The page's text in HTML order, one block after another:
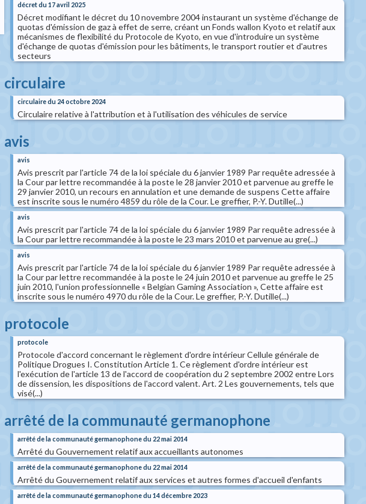
décret du 17 avril 2025
Décret modifiant le décret du 10 novembre 2004 instaurant un système d'échange de
quotas d'émission de gaz à effet de serre, créant un Fonds wallon Kyoto et relatif aux
mécanismes de flexibilité du Protocole de Kyoto, en vue d'introduire un système
d'échange de quotas d'émission pour les bâtiments, le transport routier et d'autres
secteurs
circulaire
circulaire du 24 octobre 2024
Circulaire relative à l'attribution et à l'utilisation des véhicules de service
avis
avis
Avis prescrit par l'article 74 de la loi spéciale du 6 janvier 1989 Par requête adressée à
la Cour par lettre recommandée à la poste le 28 janvier 2010 et parvenue au greffe le
29 janvier 2010, un recours en annulation et une demande de suspens Cette affaire
est inscrite sous le numéro 4859 du rôle de la Cour. Le greffier, P.-Y. Dutille(...)
avis
Avis prescrit par l'article 74 de la loi spéciale du 6 janvier 1989 Par requête adressée à
la Cour par lettre recommandée à la poste le 23 mars 2010 et parvenue au gre(...)
avis
Avis prescrit par l'article 74 de la loi spéciale du 6 janvier 1989 Par requête adressée à
la Cour par lettre recommandée à la poste le 24 juin 2010 et parvenue au greffe le 25
juin 2010, l'union professionnelle « Belgian Gaming Association », Cette affaire est
inscrite sous le numéro 4970 du rôle de la Cour. Le greffier, P.-Y. Dutille(...)
protocole
protocole
Protocole d'accord concernant le règlement d'ordre intérieur Cellule générale de
Politique Drogues I. Constitution Article 1. Ce règlement d'ordre intérieur est
l'exécution de l'article 13 de l'accord de coopération du 2 septembre 2002 entre Lors
de dissension, les dispositions de l'accord valent. Art. 2 Les gouvernements, tels que
visé(...)
arrêté de la communauté germanophone
arrêté de la communauté germanophone du 22 mai 2014
Arrêté du Gouvernement relatif aux accueillants autonomes
arrêté de la communauté germanophone du 22 mai 2014
Arrêté du Gouvernement relatif aux services et autres formes d'accueil d'enfants
arrêté de la communauté germanophone du 14 décembre 2023